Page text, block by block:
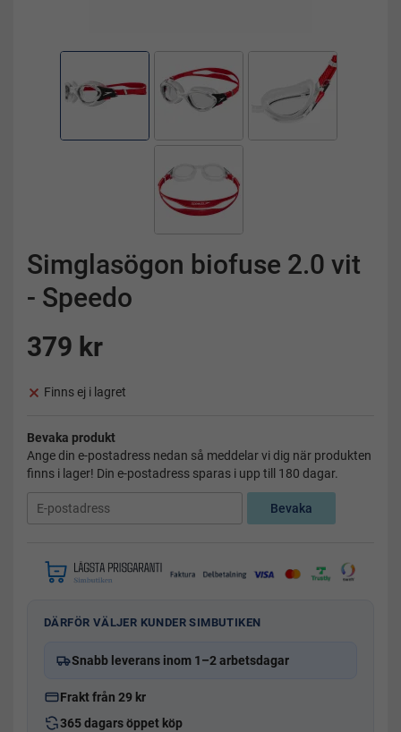
Simglasögon biofuse 2.0 vit
- Speedo
379 kr
Finns ej i lagret
Bevaka produkt
Ange din e-postadress nedan så meddelar vi dig när produkten
finns i lager! Din e-postadress sparas i upp till 180 dagar.
Bevaka
DÄRFÖR VÄLJER KUNDER SIMBUTIKEN
Snabb leverans inom 1–2 arbetsdagar
Frakt från 29 kr
365 dagars öppet köp